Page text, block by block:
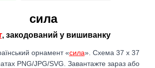
сила
, закодований у вишиванку
орнамент «сила». Схема 37 x 37
PNG/JPG/SVG. Завантажте зараз або